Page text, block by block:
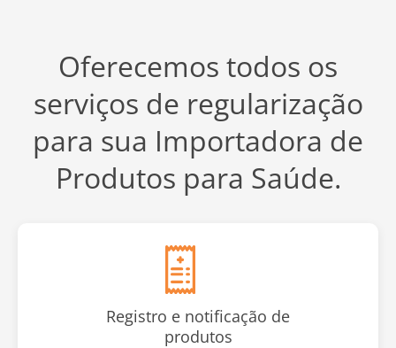
Oferecemos todos os
serviços de regularização
para sua Importadora de
Produtos para Saúde.
Registro e notificação de
produtos